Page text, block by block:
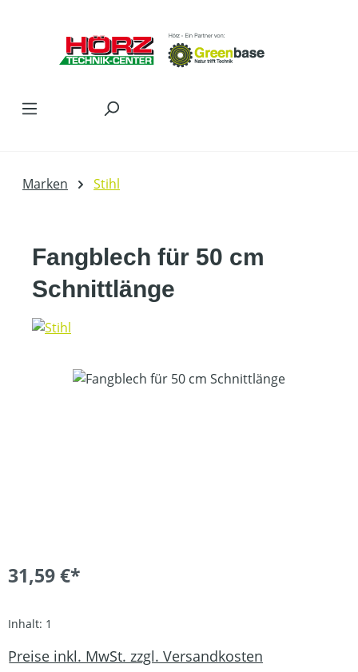
Marken Stihl
Fangblech für 50 cm
Schnittlänge
Bildergalerie überspringen
31,59 €*
Inhalt: 1
Preise inkl. MwSt. zzgl. Versandkosten